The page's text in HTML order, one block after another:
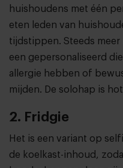
huishoudens met één
eten leden van
tijdstippen. Steeds
een gepersonaliseerd
allergie hebben of
mijden. De solohap is
2. Fridgie
Het is een variant op
de koelkast-inhoud,